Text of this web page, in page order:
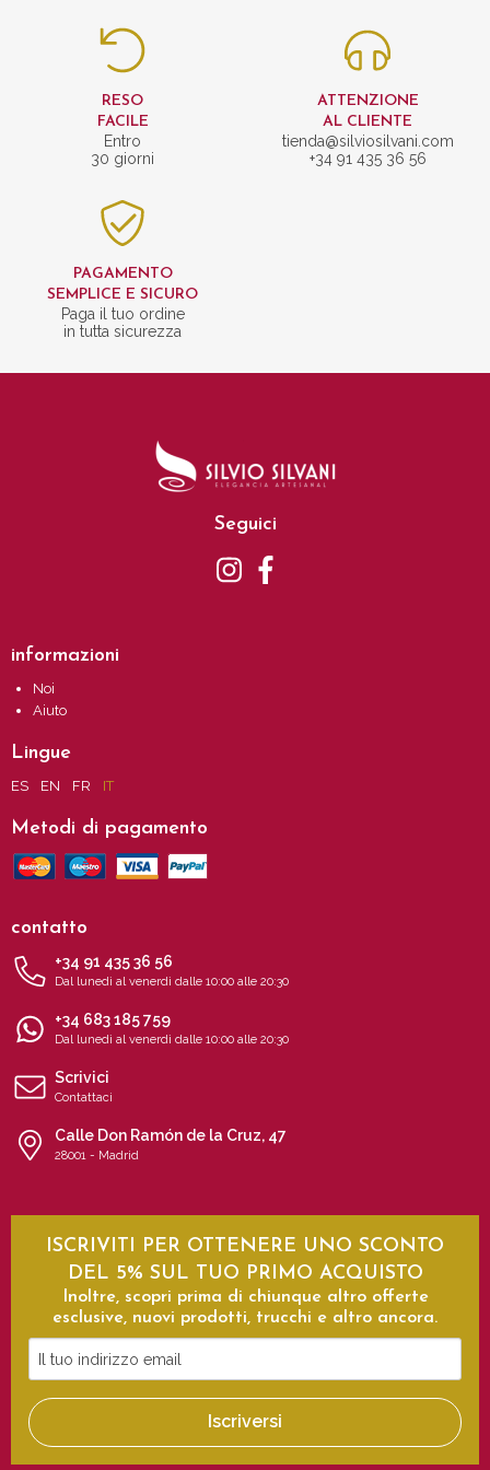
RESO
FACILE
Entro
30 giorni
ATTENZIONE
AL CLIENTE
tienda@silviosilvani.com
+34 91 435 36 56
PAGAMENTO
SEMPLICE E SICURO
Paga il tuo ordine
in tutta sicurezza
Seguici
informazioni
Noi
Aiuto
Lingue
ES EN FR IT
Metodi di pagamento
contatto
+34 91 435 36 56
Dal lunedì al venerdì dalle 10:00 alle 20:30
+34 683 185 759
Dal lunedì al venerdì dalle 10:00 alle 20:30
Scrivici
Contattaci
Calle Don Ramón de la Cruz, 47
28001 - Madrid
ISCRIVITI PER OTTENERE UNO SCONTO
DEL 5% SUL TUO PRIMO ACQUISTO
Inoltre, scopri prima di chiunque altro offerte
esclusive, nuovi prodotti, trucchi e altro ancora.
tuo
indirizzo
email
Iscriversi